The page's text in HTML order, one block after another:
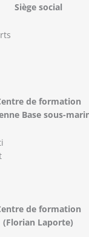
Siège social
de formation
Base sous-
de formation
(Florian Laporte)